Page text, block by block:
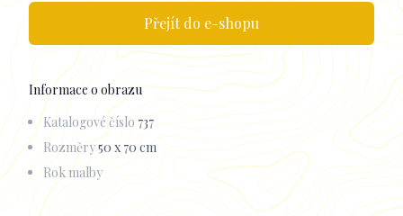
Přejít do e-shopu
Informace o obrazu
Katalogové číslo737
Rozměry50 x 70 cm
Rok malby